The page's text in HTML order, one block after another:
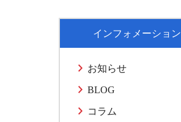
インフォメーション
お知らせ
BLOG
コラム